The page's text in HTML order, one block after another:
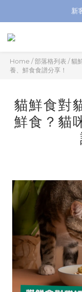
新
Home /部落格列表 /貓
養、鮮食食譜分享！
貓鮮食對
鮮食？貓